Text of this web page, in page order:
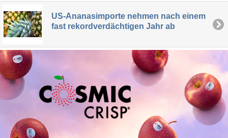
US-Ananasimporte nehmen nach einem
fast rekordverdächtigen Jahr ab